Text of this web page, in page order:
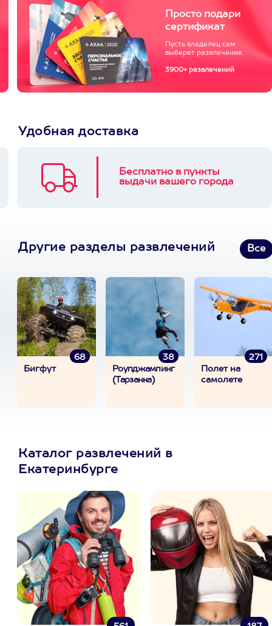
Просто подари
сертификат
Пусть владелец сам
выберет развлечение.
3900+ развлечений
Удобная доставка
Бесплатно в пункты
выдачи вашего города
Другие разделы развлечений Все
68
Бигфут
38
Роупджампинг
(Тарзанка)
271
Полет на
самолете
Каталог развлечений в
Екатеринбурге